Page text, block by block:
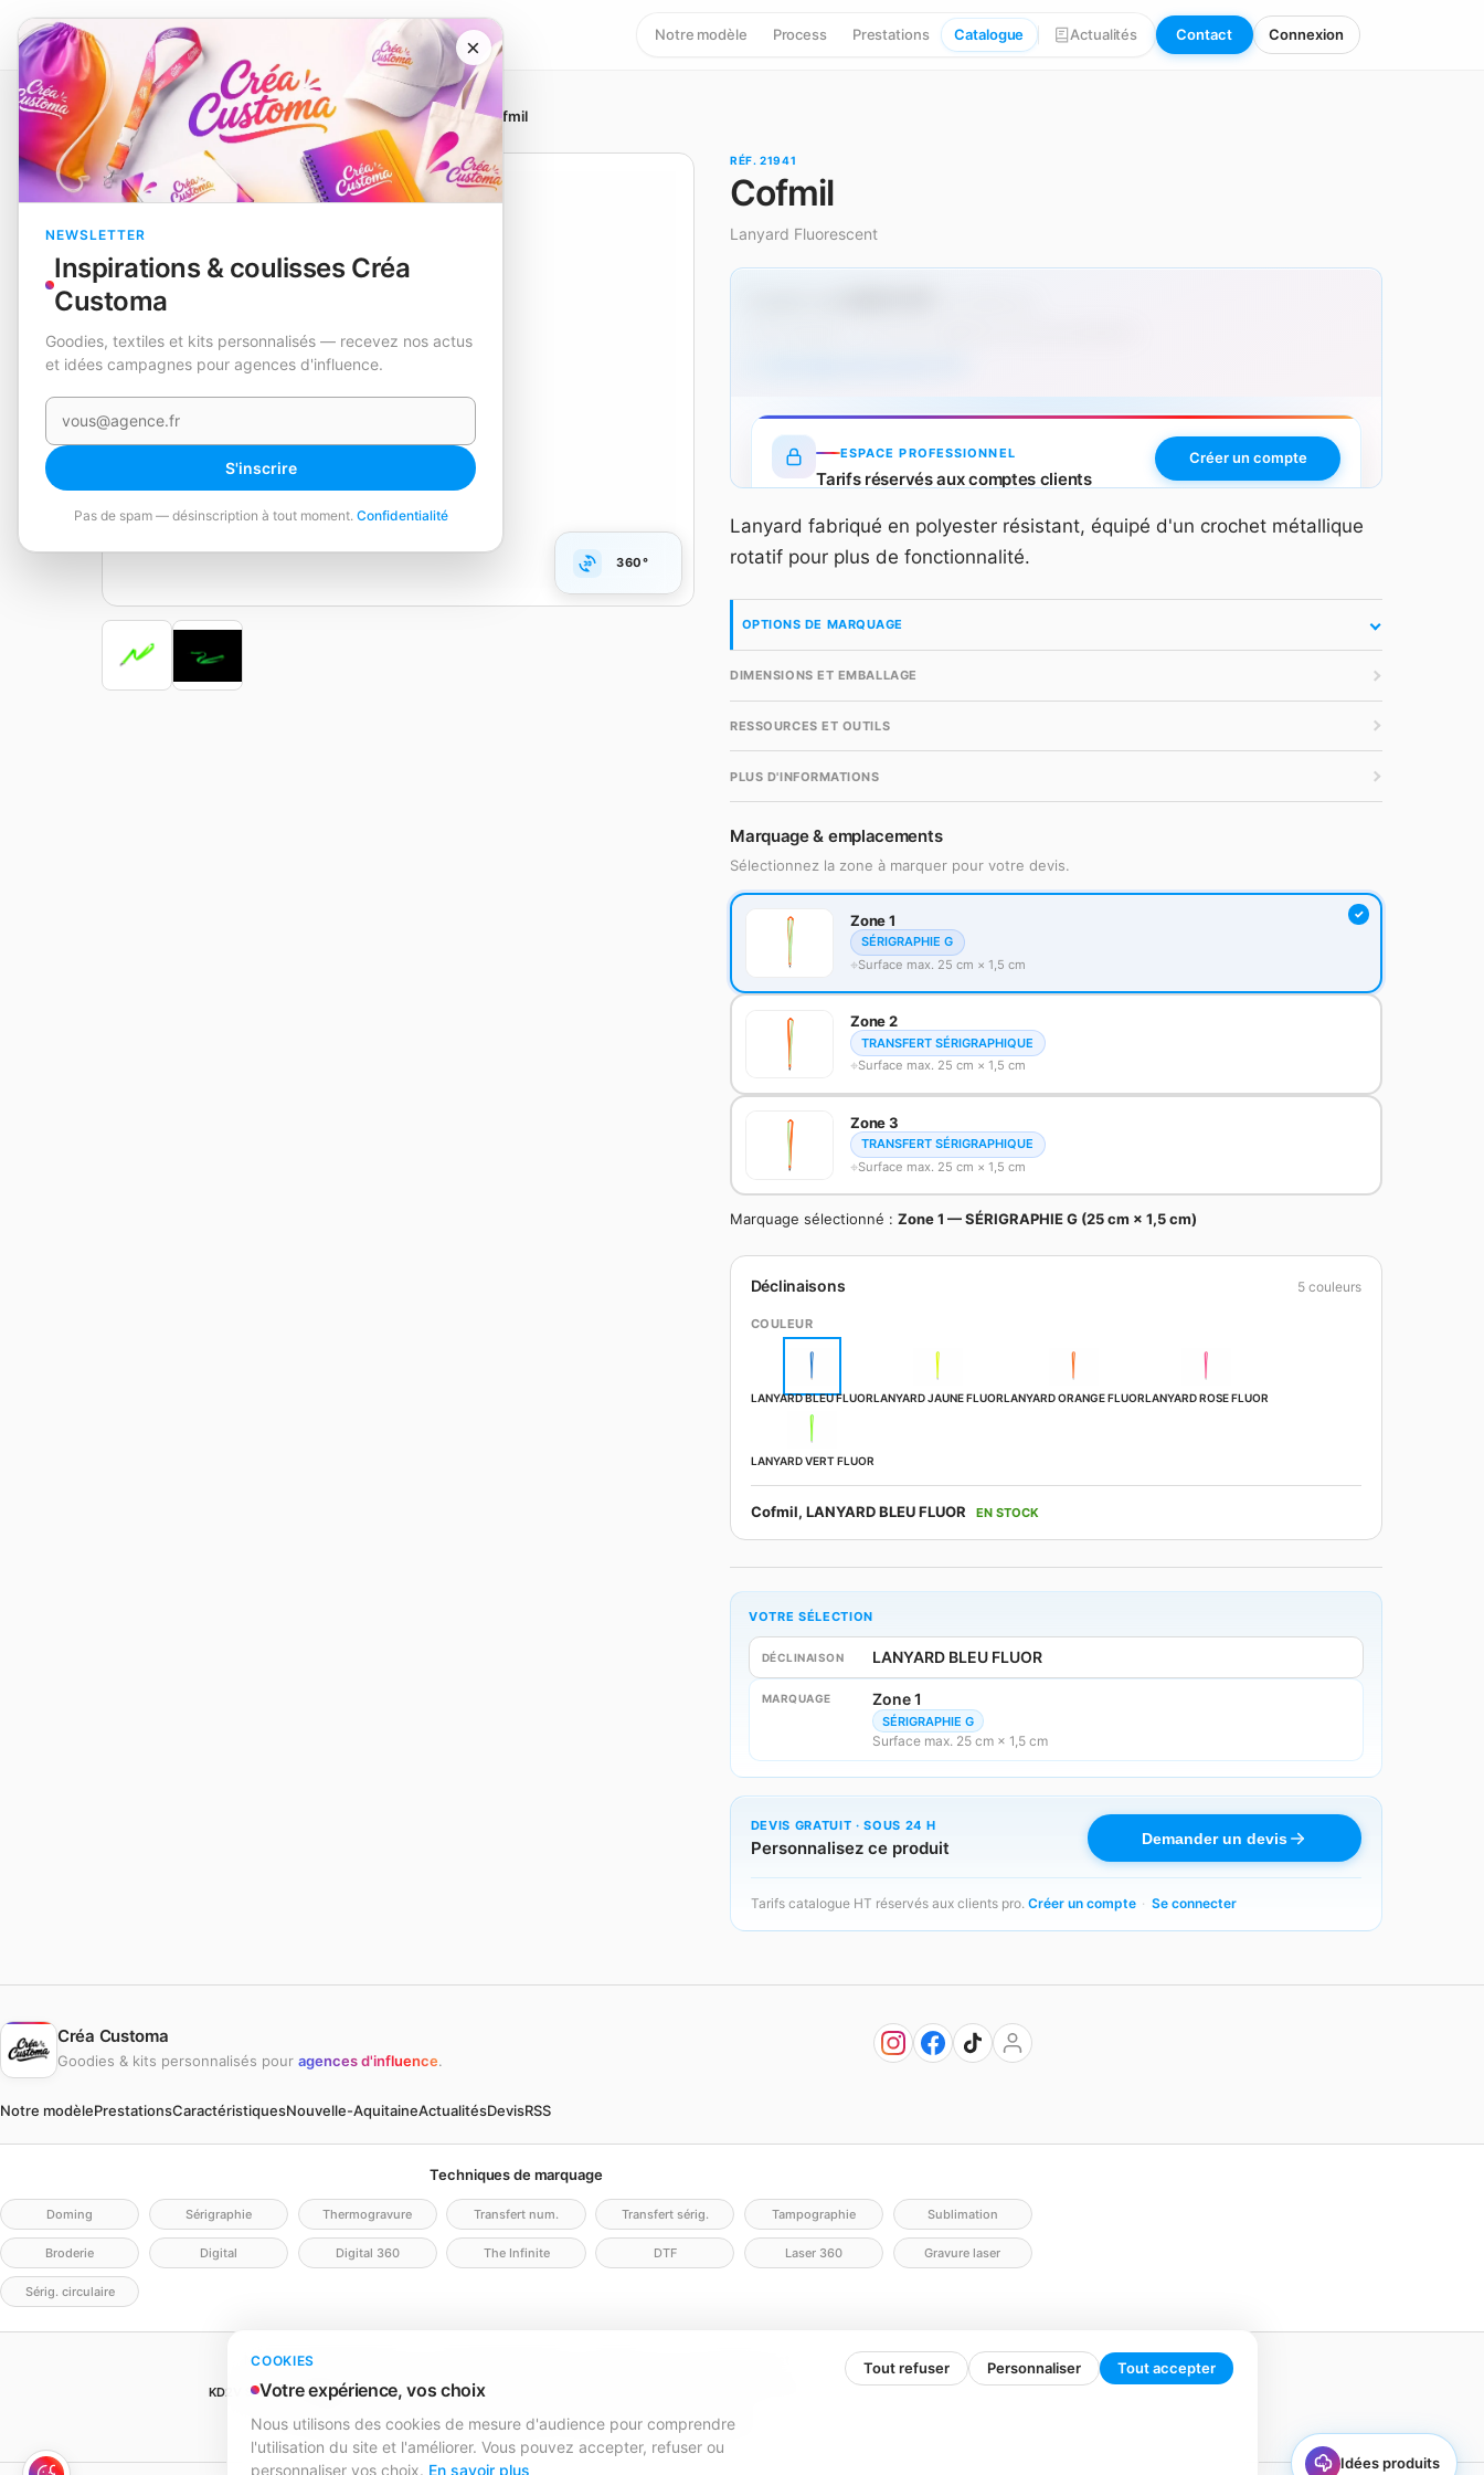
COOKIES
Votre expérience, vos choix
Nous utilisons des cookies de mesure d'audience pour comprendre
l'utilisation du site et l'améliorer. Vous pouvez accepter, refuser ou
personnaliser vos choix. En savoir plus
Tout refuser Personnaliser Tout accepter
×
NEWSLETTER
Inspirations & coulisses Créa
Customa
Goodies, textiles et kits personnalisés — recevez nos actus
et idées campagnes pour agences d'influence.
Votre e-mail
S'inscrire
Pas de spam — désinscription à tout moment. Confidentialité
Notre modèle Process Prestations Catalogue Actualités Contact Connexion
Catalogue Accessoires de bureau Lanyard Fluorescent Cofmil
EN STOCK
360°
RÉF. 21941
Cofmil
Lanyard Fluorescent
ESPACE PROFESSIONNEL
Tarifs réservés aux comptes clients
accès gratuit en quelques secondes.
Créer un compte
Lanyard fabriqué en polyester résistant, équipé d'un crochet métallique
rotatif pour plus de fonctionnalité.
OPTIONS DE MARQUAGE
DIMENSIONS ET EMBALLAGE
RESSOURCES ET OUTILS
PLUS D'INFORMATIONS
Marquage & emplacements
Sélectionnez la zone à marquer pour votre devis.
Zone 1
SÉRIGRAPHIE G
Surface max. 25 cm × 1,5 cm
Zone 2
TRANSFERT SÉRIGRAPHIQUE
Surface max. 25 cm × 1,5 cm
Zone 3
TRANSFERT SÉRIGRAPHIQUE
Surface max. 25 cm × 1,5 cm
Marquage sélectionné :Zone 1 — SÉRIGRAPHIE G (25 cm × 1,5 cm)
Déclinaisons 5 couleurs
COULEUR
LANYARD BLEU FLUORLANYARD JAUNE FLUORLANYARD ORANGE FLUORLANYARD ROSE FLUOR
LANYARD VERT FLUOR
Cofmil, LANYARD BLEU FLUOR EN STOCK
VOTRE SÉLECTION
DÉCLINAISON LANYARD BLEU FLUOR
MARQUAGE Zone 1
SÉRIGRAPHIE G
Surface max. 25 cm × 1,5 cm
DEVIS GRATUIT · SOUS 24 H
Personnalisez ce produit Demander un devis
Tarifs catalogue HT réservés aux clients pro. Créer un compte · Se connecter
Créa Customa
Goodies & kits personnalisés pour agences d'influence.
Notre modèlePrestationsCaractéristiquesNouvelle-AquitaineActualitésDevisRSS
Techniques de marquage
Doming Sérigraphie Thermogravure Transfert num. Transfert sérig. Tampographie Sublimation
Broderie Digital Digital 360 The Infinite DTF Laser 360 Gravure laser
Sérig. circulaire
Mentions légales
KD2V SIGNA & EVENTA(MEILLEURECOMMUNICATION.COM - KD2V) — SAS, société par actions simplifiée
979 428 133 R.C.S. Bordeaux · Capital 1 000,00 € · 31 rue Caroline Aigle, 33700 Mérignac
Idées produits